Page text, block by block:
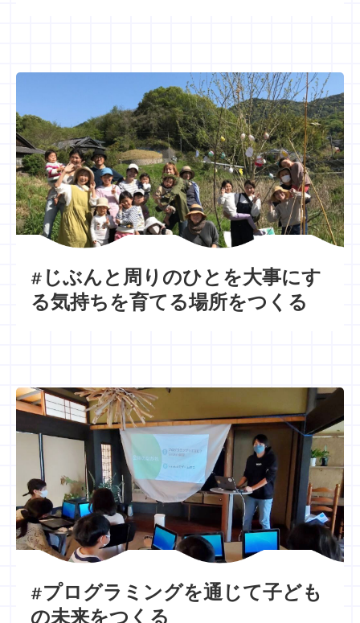
#じぶんと周りのひとを大事にす
る気持ちを育てる場所をつくる
#プログラミングを通じて子ども
の未来をつくる